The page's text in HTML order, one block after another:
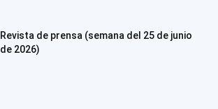
Revista de prensa (semana del 25 de junio
de 2026)